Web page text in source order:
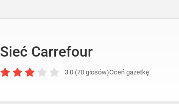
Sieć Carrefour
3.0 (70 głosów)Oceń gazetkę